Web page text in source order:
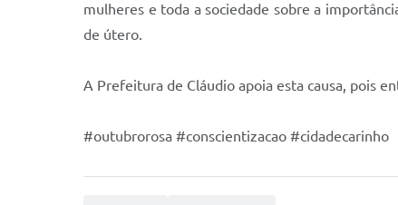
mulheres e toda a sociedade sobre a
de útero.
A Prefeitura de Cláudio apoia esta causa, pois
#outubrorosa #conscientizacao #cidadecarinho